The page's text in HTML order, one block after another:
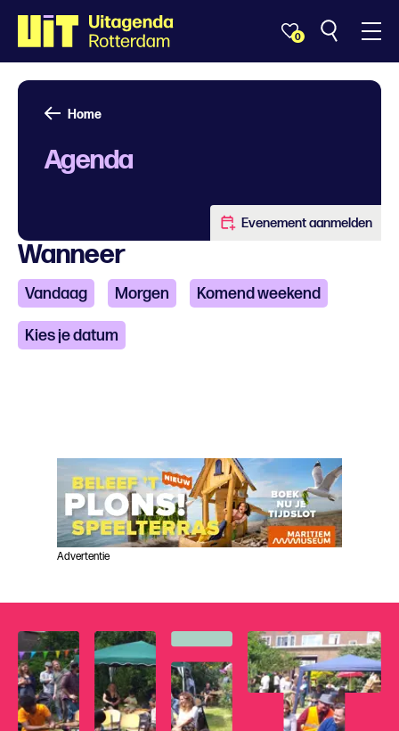
0
Home
Agenda
Evenement aanmelden
Wanneer
Vandaag Morgen Komend weekend
Kies je datum
Advertentie